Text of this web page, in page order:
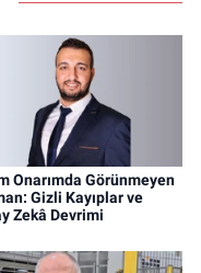
Onarımda Görünmeyen
Gizli Kayıplar ve
Zekâ Devrimi